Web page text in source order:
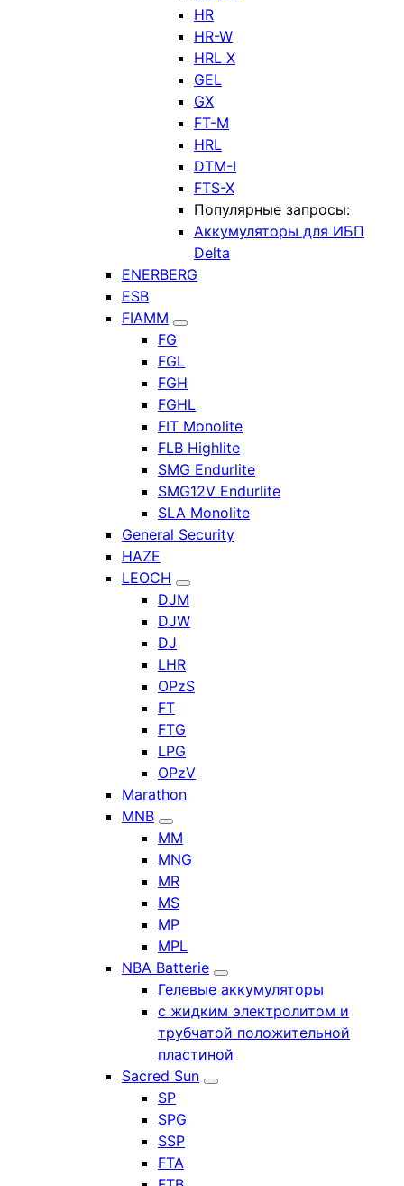
HR
HR-W
HRL X
GEL
GX
FT-M
HRL
DTM-I
FTS-X
Популярные запросы:
Аккумуляторы для ИБП
Delta
ENERBERG
ESB
FIAMM
FG
FGL
FGH
FGHL
FIT Monolite
FLB Highlite
SMG Endurlite
SMG12V Endurlite
SLA Monolite
General Security
HAZE
LEOCH
DJM
DJW
DJ
LHR
OPzS
FT
FTG
LPG
OPzV
Marathon
MNB
MM
MNG
MR
MS
MP
MPL
NBA Batterie
Гелевые аккумуляторы
с жидким электролитом и
трубчатой положительной
пластиной
Sacred Sun
SP
SPG
SSP
FTA